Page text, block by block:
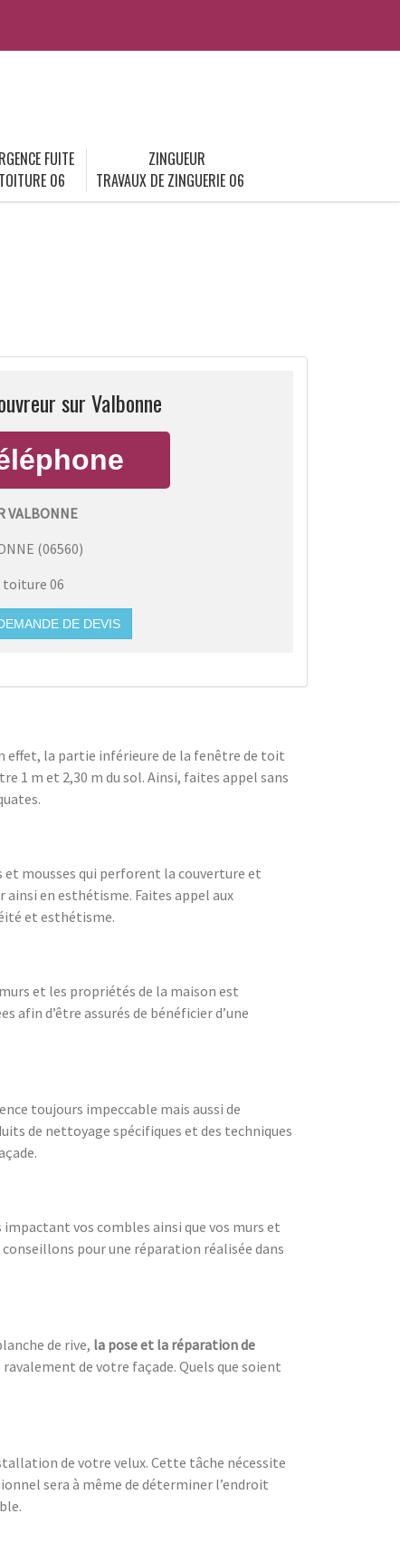
FUITE
TOITURE 06
ZINGUEUR
TRAVAUX DE ZINGUERIE 06
sur Valbonne
VALBONNE
(06560)
toiture 06
DE DEVIS
effet, la partie inférieure de la fenêtre de toit
1 m et 2,30 m du sol. Ainsi, faites appel sans
mousses qui perforent la couverture et
ainsi en esthétisme. Faites appel aux
et esthétisme.
et les propriétés de la maison est
afin d’être assurés de bénéficier d’une
toujours impeccable mais aussi de
de nettoyage spécifiques et des techniques
impactant vos combles ainsi que vos murs et
conseillons pour une réparation réalisée dans
de rive, la pose et la réparation de
de votre façade. Quels que soient
de votre velux. Cette tâche nécessite
sera à même de déterminer l’endroit